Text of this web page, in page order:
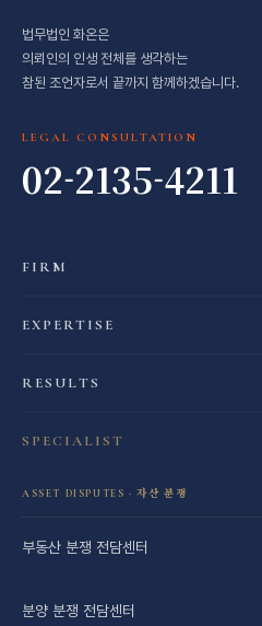
법무법인 화온은
의뢰인의 인생 전체를 생각하는
참된 조언자로서 끝까지 함께하겠습니다.
LEGAL CONSULTATION
02-2135-4211
FIRM
EXPERTISE
RESULTS
SPECIALIST
ASSET DISPUTES · 자산 분쟁
부동산 분쟁 전담센터
분양 분쟁 전담센터